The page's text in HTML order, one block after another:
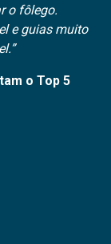
o fôlego.
e guias muito
o Top 5